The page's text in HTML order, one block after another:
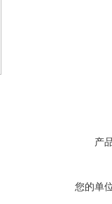
产
您的单